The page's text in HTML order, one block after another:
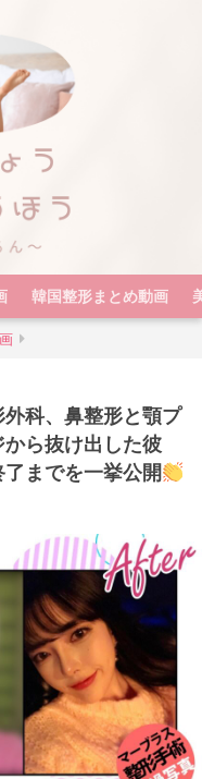
韓国整形まとめ動画
外科、鼻整形と顎プ
ら抜け出した彼
までを一挙公開